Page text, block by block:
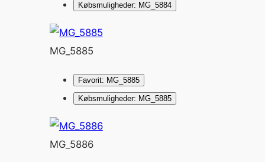
Købsmuligheder: MG_5884
MG_5885
Favorit: MG_5885
Købsmuligheder: MG_5885
MG_5886